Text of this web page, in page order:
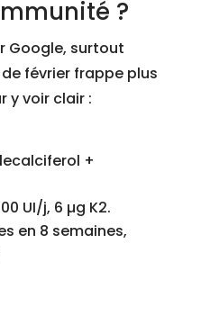
?
Google, surtout
février frappe plus
y voir clair :
+
UI/j, 6 µg K2.
en 8 semaines,